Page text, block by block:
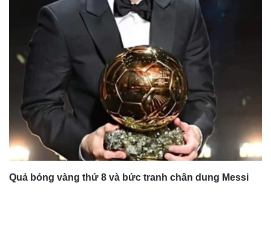
Quả bóng vàng thứ 8 và bức tranh chân dung Messi